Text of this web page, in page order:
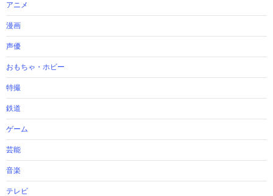
アニメ
漫画
声優
おもちゃ・ホビー
特撮
鉄道
ゲーム
芸能
音楽
テレビ